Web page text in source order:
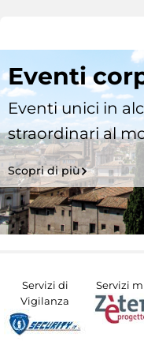
Eventi
Eventi unici in
straordinari al
Scopri di più
Servizi di
Vigilanza
Servizi